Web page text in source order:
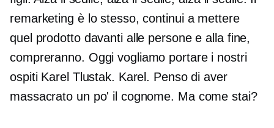
remarketing è lo stesso, continui a mettere
quel prodotto davanti alle persone e alla fine,
compreranno. Oggi vogliamo portare i nostri
ospiti Karel Tlustak. Karel. Penso di aver
massacrato un po' il cognome. Ma come stai?